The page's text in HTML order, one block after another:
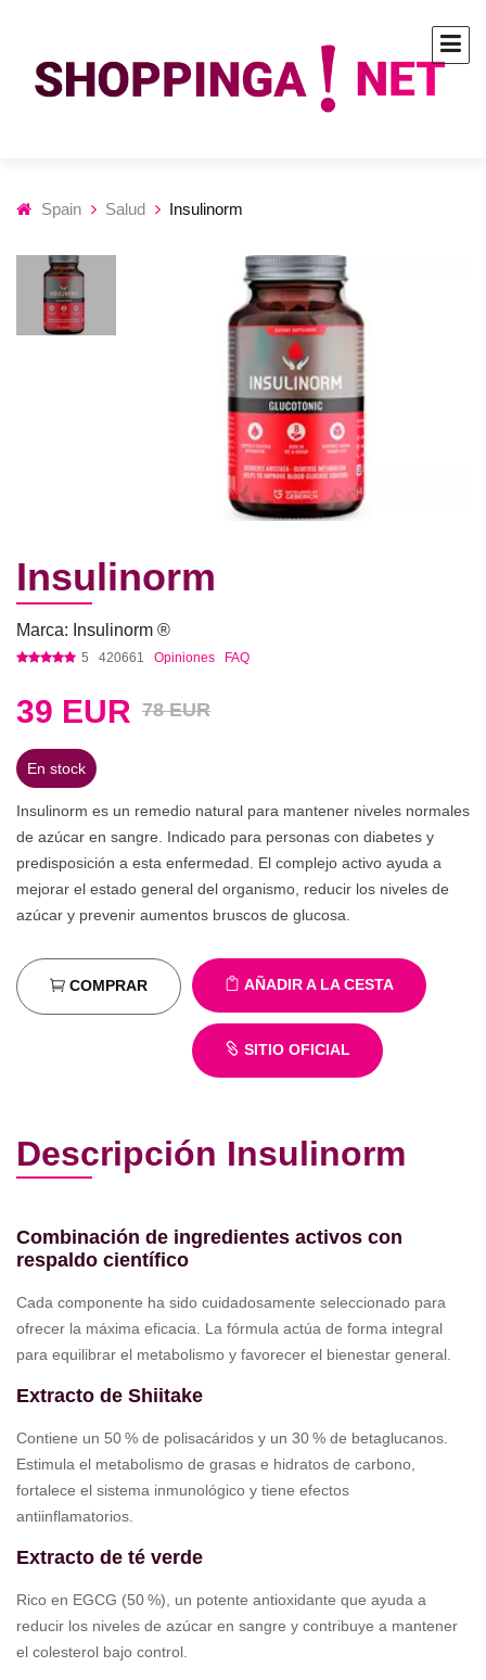
Spain Salud Insulinorm
Insulinorm
Marca: Insulinorm ®
5 420661 Opiniones FAQ
39 EUR 78 EUR
En stock
Insulinorm es un remedio natural para mantener niveles normales
de azúcar en sangre. Indicado para personas con diabetes y
predisposición a esta enfermedad. El complejo activo ayuda a
mejorar el estado general del organismo, reducir los niveles de
azúcar y prevenir aumentos bruscos de glucosa.
AÑADIR A LA CESTA
COMPRAR
SITIO OFICIAL
Descripción Insulinorm
Combinación de ingredientes activos con
respaldo científico
Cada componente ha sido cuidadosamente seleccionado para
ofrecer la máxima eficacia. La fórmula actúa de forma integral
para equilibrar el metabolismo y favorecer el bienestar general.
Extracto de Shiitake
Contiene un 50 % de polisacáridos y un 30 % de betaglucanos.
Estimula el metabolismo de grasas e hidratos de carbono,
fortalece el sistema inmunológico y tiene efectos
antiinflamatorios.
Extracto de té verde
Rico en EGCG (50 %), un potente antioxidante que ayuda a
reducir los niveles de azúcar en sangre y contribuye a mantener
el colesterol bajo control.